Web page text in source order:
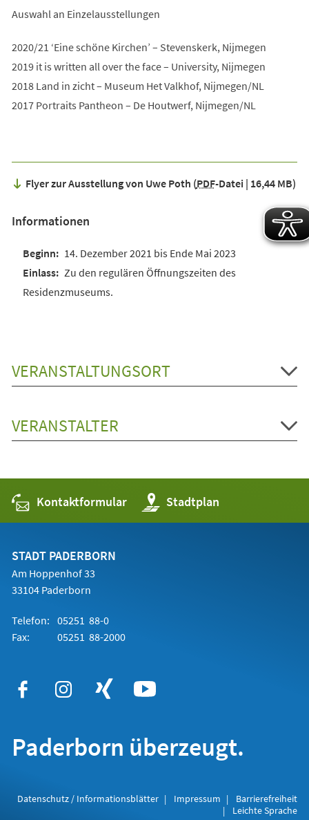
Auswahl an Einzelausstellungen
2020/21 ‘Eine schöne Kirchen’ – Stevenskerk, Nijmegen
2019 it is written all over the face – University, Nijmegen
2018 Land in zicht – Museum Het Valkhof, Nijmegen/NL
2017 Portraits Pantheon – De Houtwerf, Nijmegen/NL
Flyer zur Ausstellung von Uwe Poth PDF-Datei 16,44 MB
Informationen
14. Dezember 2021 bis Ende Mai 2023
Zu den regulären Öffnungszeiten des
Residenzmuseums.
VERANSTALTUNGSORT
VERANSTALTER
Kontaktformular Stadtplan
(Öffnet
in
einem
STADT PADERBORN
Am Hoppenhof 33
33104 Paderborn
Telefon: 05251 88-0
Fax:
05251 88-2000
Paderborn überzeugt.
Datenschutz / Informationsblätter Impressum
Barrierefreiheit
Leichte Sprache